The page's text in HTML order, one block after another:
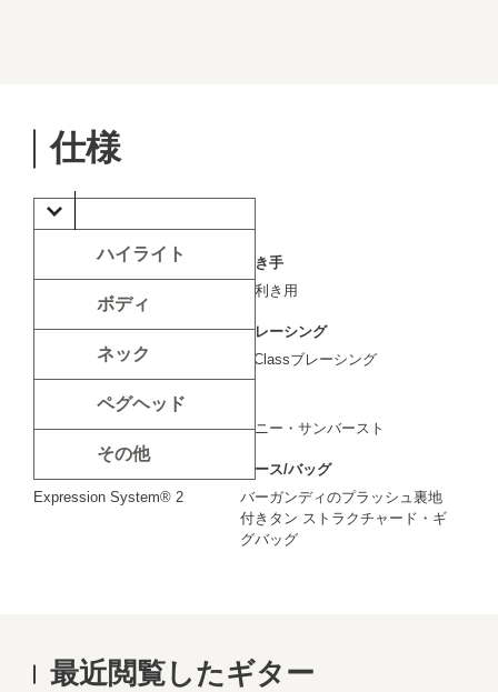
仕様
ハイライト
ボディ
ネック
ペグヘッド
その他
利き手
右利き用
シェイプ
Grand Auditorium
ブレーシング
V-Classブレーシング
カッタウェイ
ヴェネチアン・カッタウェイ
ハニー・サンバースト
Expression System® 2
ケース/バッグ
バーガンディのプラッシュ裏地
付きタン ストラクチャード・ギ
グバッグ
最近閲覧したギター